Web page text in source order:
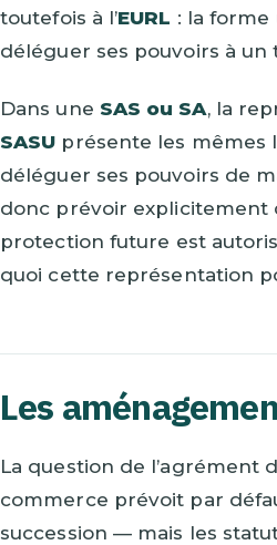
toutefois à l’EURL : la forme
déléguer ses pouvoirs à
Dans une SAS ou SA, la
SASU présente les mêmes
déléguer ses pouvoirs de
donc prévoir explicitement
protection future est
quoi cette représentation
Les
La question de l’agrément
commerce prévoit par
succession — mais les